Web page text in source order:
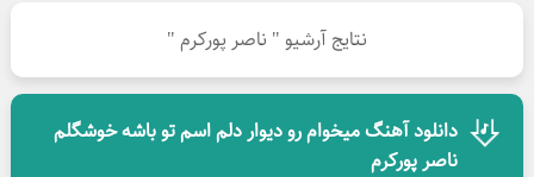
نتایج آرشیو " ناصر پورکرم "
دانلود آهنگ میخوام رو دیوار دلم اسم تو باشه خوشگلم
ناصر پورکرم